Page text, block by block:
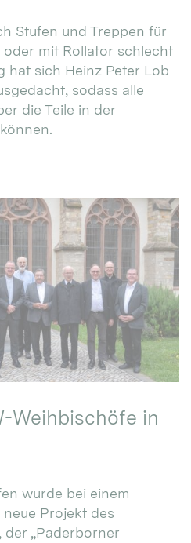
Stufen und Treppen für
mit Rollator schlecht
hat sich Heinz Peter Lob
sodass alle
die Teile in der
Weihbischöfe in
wurde bei einem
Projekt des
„Paderborner